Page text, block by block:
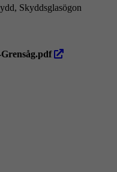
Skyddsglasögon
öppna